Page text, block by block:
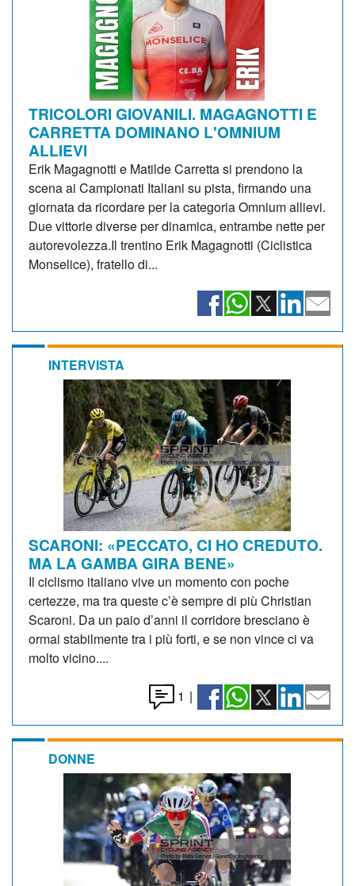
TRICOLORI GIOVANILI. MAGAGNOTTI E
CARRETTA DOMINANO L'OMNIUM
ALLIEVI
Erik Magagnotti e Matilde Carretta si prendono la
scena ai Campionati Italiani su pista, firmando una
giornata da ricordare per la categoria Omnium allievi.
Due vittorie diverse per dinamica, entrambe nette per
autorevolezza.Il trentino Erik Magagnotti (Ciclistica
Monselice), fratello di...
INTERVISTA
SCARONI: «PECCATO, CI HO CREDUTO.
MA LA GAMBA GIRA BENE»
Il ciclismo italiano vive un momento con poche
certezze, ma tra queste c’è sempre di più Christian
Scaroni. Da un paio d’anni il corridore bresciano è
ormai stabilmente tra i più forti, e se non vince ci va
molto vicino....
1 |
DONNE